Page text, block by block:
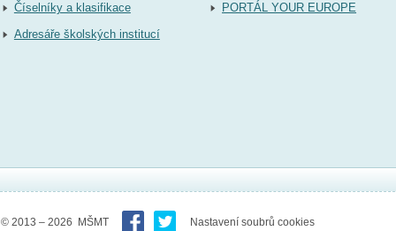
Číselníky a klasifikace
Adresáře školských institucí
PORTÁL YOUR EUROPE
© 2013 – 2026 MŠMT Nastavení soubrů cookies